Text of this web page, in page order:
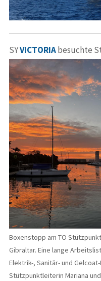
SYVICTORIAbesuchte
Boxenstopp am TO
Gibraltar. Eine lange
Elektrik-, Sanitär- und
Stützpunktleiterin Mariana